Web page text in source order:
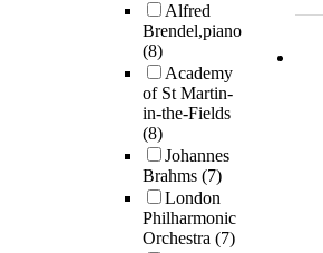
Alfred
Brendel,piano
(8)
Academy
of St Martin-
in-the-Fields
(8)
Johannes
Brahms (7)
London
Philharmonic
Orchestra (7)